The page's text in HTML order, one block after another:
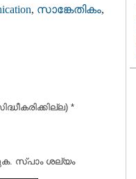
, സാങ്കേതികം,
*
സ്പാം ശല്യം